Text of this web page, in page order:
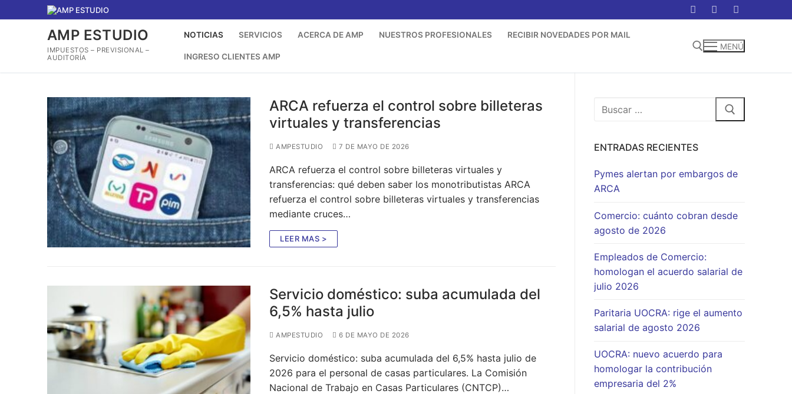
al
AMP ESTUDIO
IMPUESTOS – PREVISIONAL –
AUDITORÍA
NOTICIAS SERVICIOS ACERCA DE AMP NUESTROS PROFESIONALES RECIBIR NOVEDADES POR MAIL
INGRESO CLIENTES AMP
MENÚ
ARCA refuerza el control sobre billeteras
virtuales y transferencias
AMPESTUDIO 7 DE MAYO DE 2026
ARCA refuerza el control sobre billeteras virtuales y
transferencias: qué deben saber los monotributistas ARCA
refuerza el control sobre billeteras virtuales y transferencias
mediante cruces…
LEER MAS >
Servicio doméstico: suba acumulada del
6,5% hasta julio
AMPESTUDIO 6 DE MAYO DE 2026
Servicio doméstico: suba acumulada del 6,5% hasta julio de
2026 para el personal de casas particulares. La Comisión
Nacional de Trabajo en Casas Particulares (CNTCP)…
Buscar:
ENTRADAS RECIENTES
Pymes alertan por embargos de
ARCA
Comercio: cuánto cobran desde
agosto de 2026
Empleados de Comercio:
homologan el acuerdo salarial de
julio 2026
Paritaria UOCRA: rige el aumento
salarial de agosto 2026
UOCRA: nuevo acuerdo para
homologar la contribución
empresaria del 2%